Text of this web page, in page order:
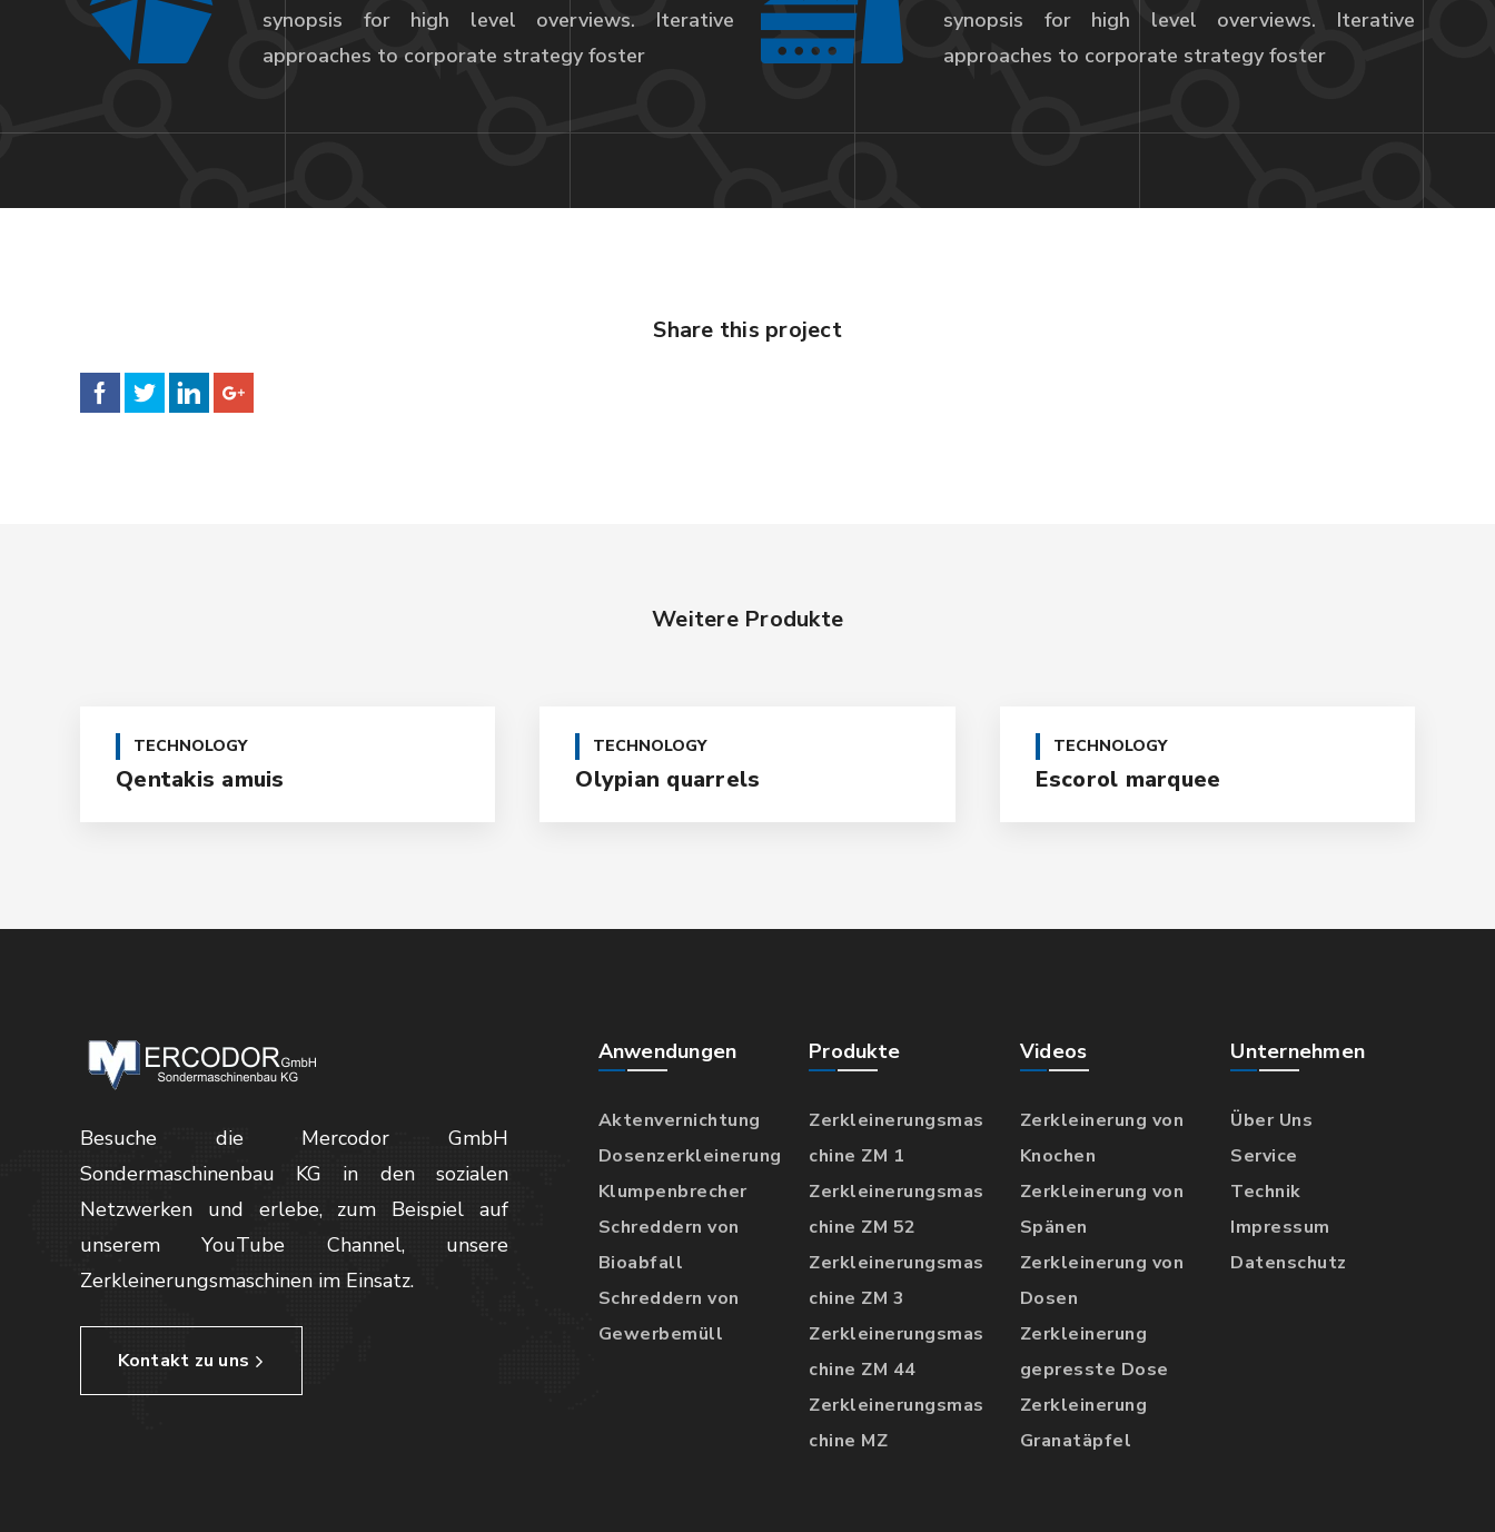
synopsis for high level overviews. Iterative
approaches to corporate strategy foster
synopsis for high level overviews. Iterative
approaches to corporate strategy foster
Share this project
Weitere Produkte
TECHNOLOGY
Qentakis amuis
TECHNOLOGY
Olypian quarrels
TECHNOLOGY
Escorol marquee
Besuche die Mercodor GmbH
Sondermaschinenbau KG in den sozialen
Netzwerken und erlebe, zum Beispiel auf
unserem YouTube Channel, unsere
Zerkleinerungsmaschinen im Einsatz.
Kontakt zu uns
Anwendungen
Aktenvernichtung
Dosenzerkleinerung
Klumpenbrecher
Schreddern von
Bioabfall
Schreddern von
Gewerbemüll
Produkte
Zerkleinerungsmas
chine ZM 1
Zerkleinerungsmas
chine ZM 52
Zerkleinerungsmas
chine ZM 3
Zerkleinerungsmas
chine ZM 44
Zerkleinerungsmas
chine MZ
Videos
Zerkleinerung von
Knochen
Zerkleinerung von
Spänen
Zerkleinerung von
Dosen
Zerkleinerung
gepresste Dose
Zerkleinerung
Granatäpfel
Unternehmen
Über Uns
Service
Technik
Impressum
Datenschutz